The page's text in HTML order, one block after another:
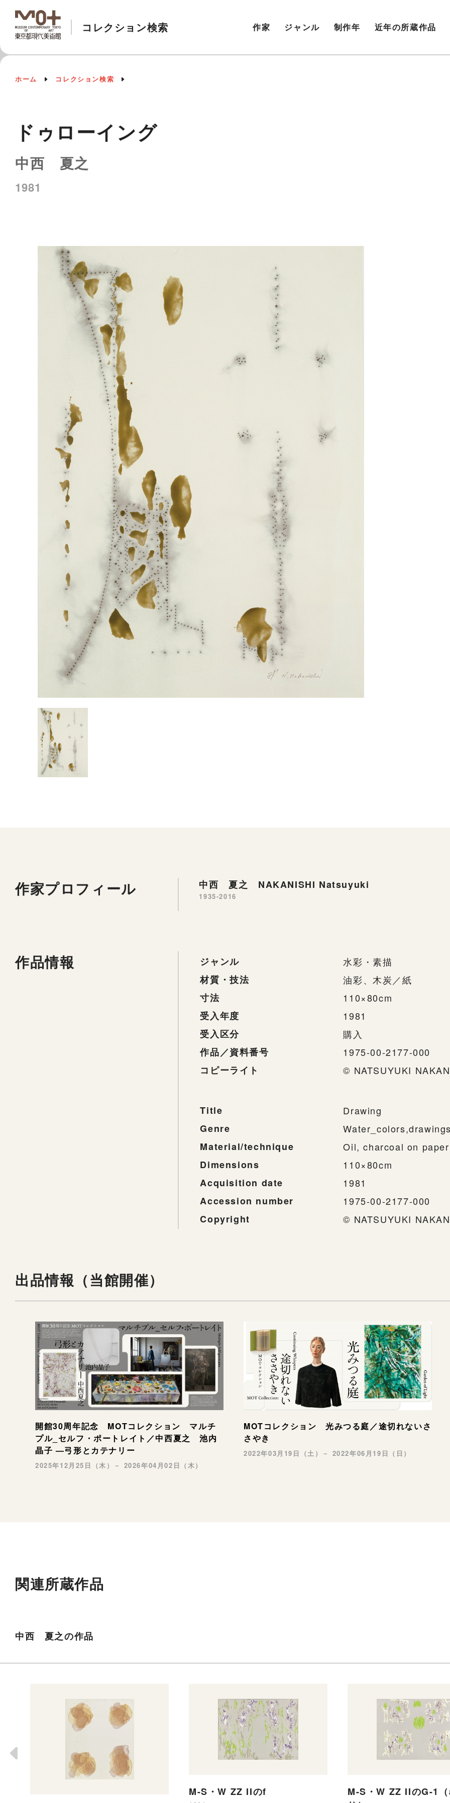
コレクション検索 作家 ジャンル 制作年 近年の所蔵作品
ホーム コレクション検索
ドゥローイング
中西 夏之
1981
作家プロフィール 中西 夏之 NAKANISHI Natsuyuki
1935-2016
作品情報 ジャンル
水彩・素描
材質・技法
油彩、木炭／紙
寸法
110×80cm
受入年度
1981
受入区分
購入
作品／資料番号
1975-00-2177-000
コピーライト
© NATSUYUKI
Title
Drawing
Genre
Material/technique
Oil, charcoal on paper
Dimensions
110×80cm
Acquisition date
1981
Accession number
1975-00-2177-000
Copyright
© NATSUYUKI
出品情報（当館開催）
開館30周年記念 MOTコレクション マルチ
プル_セルフ・ポートレイト／中西夏之 池内
晶子 —弓形とカテナリー
2025年12月25日（木）－ 2026年04月02日（木）
MOTコレクション 光みつる庭／途切れないさ
さやき
2022年03月19日（土）－ 2022年06月19日（日）
関連所蔵作品
中西 夏之の作品
M-S・W ZZ IIのf
M-S・W ZZ IIのG-1